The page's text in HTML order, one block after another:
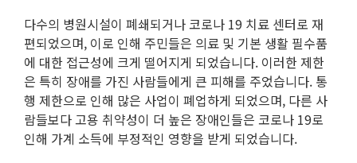
다수의 병원시설이 폐쇄되거나 코로나 19 치료 센터로 재
편되었으며, 이로 인해 주민들은 의료 및 기본 생활 필수품
에 대한 접근성에 크게 떨어지게 되었습니다. 이러한 제한
은 특히 장애를 가진 사람들에게 큰 피해를 주었습니다. 통
행 제한으로 인해 많은 사업이 폐업하게 되었으며, 다른 사
람들보다 고용 취약성이 더 높은 장애인들은 코로나 19로
인해 가계 소득에 부정적인 영향을 받게 되었습니다.